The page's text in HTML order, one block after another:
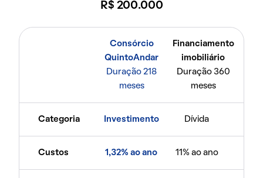
R$ 200.000
Consórcio
QuintoAndar
Duração 218
meses
Financiamento
imobiliário
Duração 360
meses
Categoria Investimento Dívida
Custos 1,32% ao ano 11% ao ano